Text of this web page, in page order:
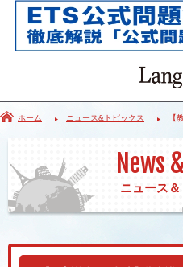
ホーム ニュース&トピックス 【
News
ニュース